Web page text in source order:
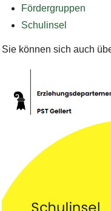
Fördergruppen
Schulinsel
Sie können sich auch